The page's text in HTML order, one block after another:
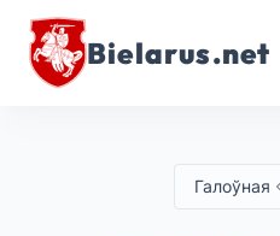
Bielarus.net
Галоўная